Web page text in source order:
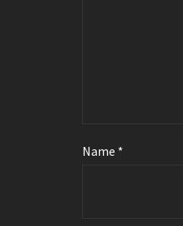
Name *